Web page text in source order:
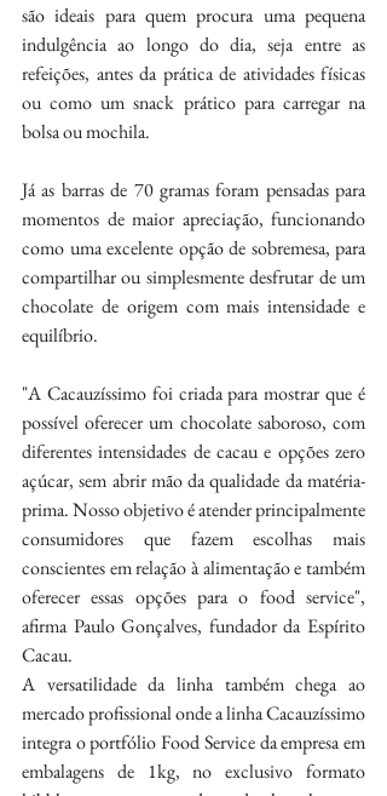
são ideais para quem procura uma pequena
indulgência ao longo do dia, seja entre as
refeições, antes da prática de atividades físicas
ou como um snack prático para carregar na
bolsa ou mochila.
Já as barras de 70 gramas foram pensadas para
momentos de maior apreciação, funcionando
como uma excelente opção de sobremesa, para
compartilhar ou simplesmente desfrutar de um
chocolate de origem com mais intensidade e
equilíbrio.
"A Cacauzíssimo foi criada para mostrar que é
possível oferecer um chocolate saboroso, com
diferentes intensidades de cacau e opções zero
açúcar, sem abrir mão da qualidade da matéria-
prima. Nosso objetivo é atender principalmente
consumidores que fazem escolhas mais
conscientes em relação à alimentação e também
oferecer essas opções para o food service",
afirma Paulo Gonçalves, fundador da Espírito
Cacau.
A versatilidade da linha também chega ao
mercado profissional onde a linha Cacauzíssimo
integra o portfólio Food Service da empresa em
embalagens de 1kg, no exclusivo formato